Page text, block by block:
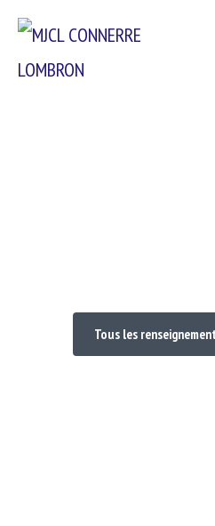
Passer
Tous les